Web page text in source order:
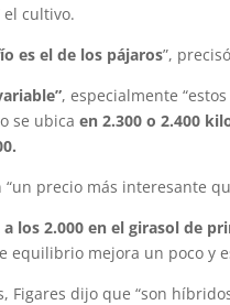
el cultivo.
es el de los pájaros”,
, especialmente
se ubicaen 2.300 o 2.400
“un precio más interesante
los 2.000 en el girasol de
equilibrio mejora un poco y
Figares dijo que “son